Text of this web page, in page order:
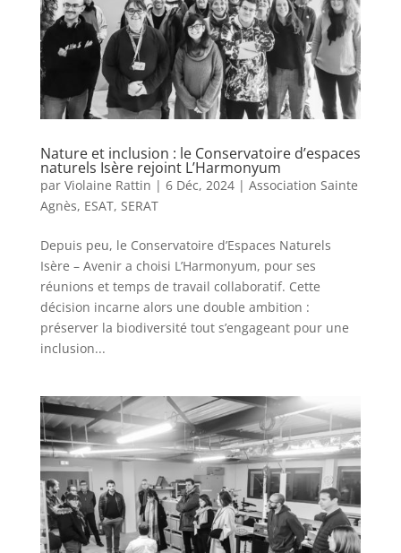
Nature et inclusion : le Conservatoire d’espaces
naturels Isère rejoint L’Harmonyum
par Violaine Rattin | 6 Déc, 2024| Association Sainte
Agnès, ESAT, SERAT
Depuis peu, le Conservatoire d’Espaces Naturels
Isère – Avenir a choisi L’Harmonyum, pour ses
réunions et temps de travail collaboratif. Cette
décision incarne alors une double ambition :
préserver la biodiversité tout s’engageant pour une
inclusion...